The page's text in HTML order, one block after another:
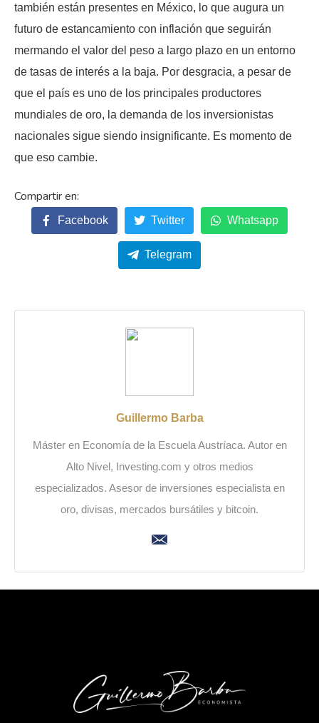
también están presentes en México, lo que augura un
futuro de estancamiento con inflación que seguirán
mermando el valor del peso a largo plazo en un entorno
de tasas de interés a la baja. Por desgracia, a pesar de
que el país es uno de los principales productores
mundiales de oro, la demanda de los inversionistas
nacionales sigue siendo insignificante. Es momento de
que eso cambie.
Facebook Twitter Whatsapp
Telegram
Guillermo Barba
Máster en Economía de la Escuela Austríaca. Autor en
Alto Nivel, Investing.com y otros medios
especializados. Asesor de inversiones especialista en
oro, divisas, mercados bursátiles y bitcoin.